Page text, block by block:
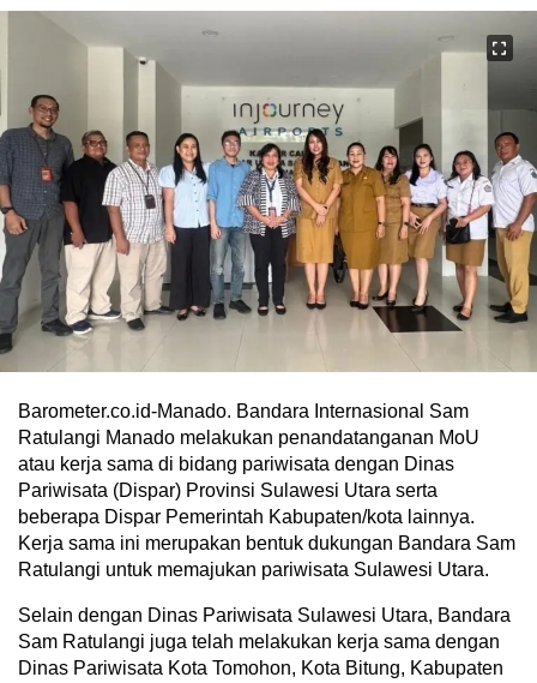
Barometer.co.id-Manado. Bandara Internasional Sam
Ratulangi Manado melakukan penandatanganan MoU
atau kerja sama di bidang pariwisata dengan Dinas
Pariwisata (Dispar) Provinsi Sulawesi Utara serta
beberapa Dispar Pemerintah Kabupaten/kota lainnya.
Kerja sama ini merupakan bentuk dukungan Bandara Sam
Ratulangi untuk memajukan pariwisata Sulawesi Utara.
Selain dengan Dinas Pariwisata Sulawesi Utara, Bandara
Sam Ratulangi juga telah melakukan kerja sama dengan
Dinas Pariwisata Kota Tomohon, Kota Bitung, Kabupaten